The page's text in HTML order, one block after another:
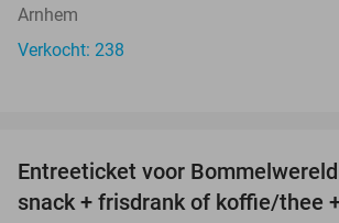
Arnhem
Verkocht: 238
Entreeticket voor
snack + frisdrank of koffie/thee